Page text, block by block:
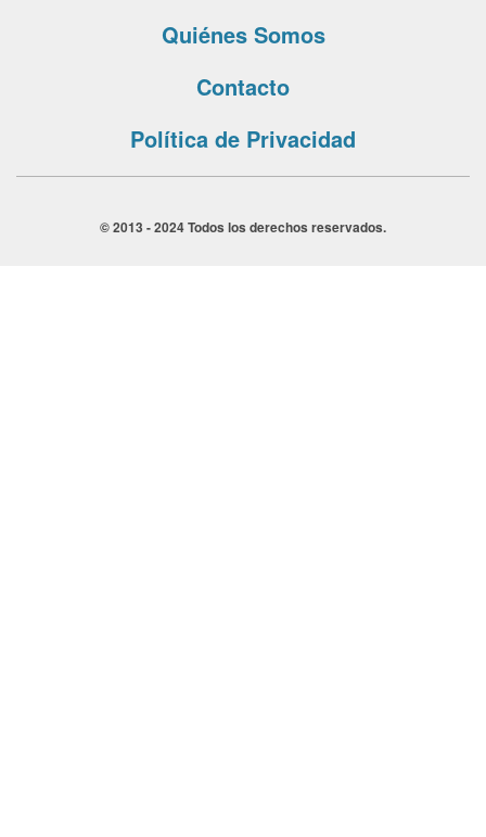
Quiénes Somos
Contacto
Política de Privacidad
© 2013 - 2024 Todos los derechos reservados.